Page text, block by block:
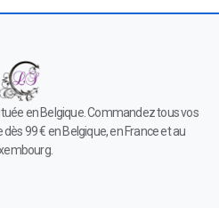
en Belgique. Commandez tous vos
99 € en Belgique, en France et au